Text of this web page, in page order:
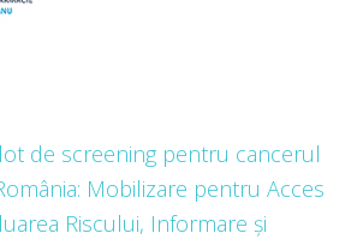
de screening pentru cancerul
Mobilizare pentru Acces
Riscului, Informare și